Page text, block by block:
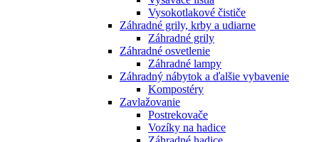
Vysokotlakové čističe
Záhradné grily, krby a udiarne
Záhradné grily
Záhradné osvetlenie
Záhradné lampy
Záhradný nábytok a ďalšie vybavenie
Kompostéry
Zavlažovanie
Postrekovače
Vozíky na hadice